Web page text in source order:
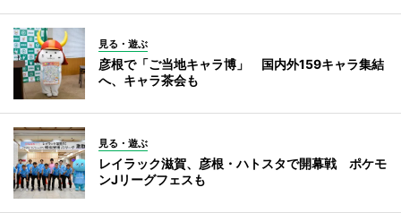
見る・遊ぶ
彦根で「ご当地キャラ博」 国内外159キャラ集結
へ、キャラ茶会も
見る・遊ぶ
レイラック滋賀、彦根・ハトスタで開幕戦 ポケモ
ンJリーグフェスも